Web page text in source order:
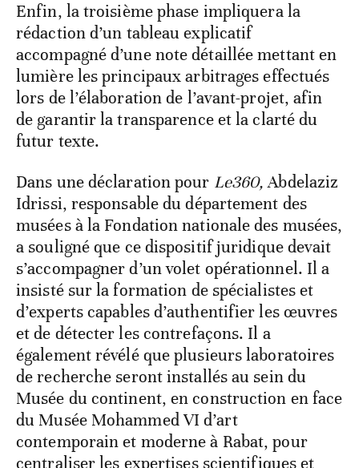
Enfin, la troisième phase impliquera la
rédaction d’un tableau explicatif
accompagné d’une note détaillée mettant en
lumière les principaux arbitrages effectués
lors de l’élaboration de l’avant-projet, afin
de garantir la transparence et la clarté du
futur texte.
Dans une déclaration pour Le360,Abdelaziz
Idrissi, responsable du département des
musées à la Fondation nationale des musées,
a souligné que ce dispositif juridique devait
s’accompagner d’un volet opérationnel. Il a
insisté sur la formation de spécialistes et
d’experts capables d’authentifier les œuvres
et de détecter les contrefaçons. Il a
également révélé que plusieurs laboratoires
de recherche seront installés au sein du
Musée du continent, en construction en face
du Musée Mohammed VI d’art
contemporain et moderne à Rabat, pour
centraliser les expertises scientifiques et